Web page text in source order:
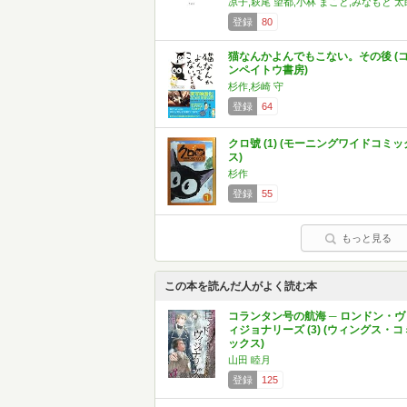
登録
80
猫なんかよんでもこない。その後 (コ
ンペイトウ書房)
杉作,杉崎 守
登録
64
クロ號 (1) (モーニングワイドコミッ
ス)
杉作
登録
55
もっと見る
この本を読んだ人がよく読む本
コランタン号の航海 ─ ロンドン・ヴ
ィジョナリーズ (3) (ウィングス・コ
ックス)
山田 睦月
登録
125